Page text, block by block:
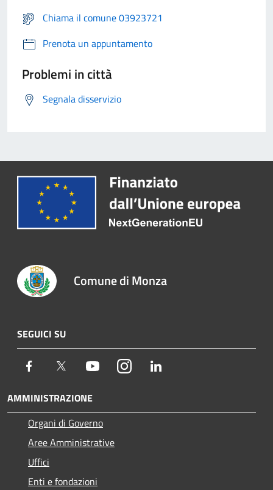
Chiama il comune 03923721
Prenota un appuntamento
Problemi in città
Segnala disservizio
Comune di Monza
SEGUICI SU
Facebook Twitter YoutubeInstagram
AMMINISTRAZIONE
Organi di Governo
Aree Amministrative
Uffici
Enti e fondazioni